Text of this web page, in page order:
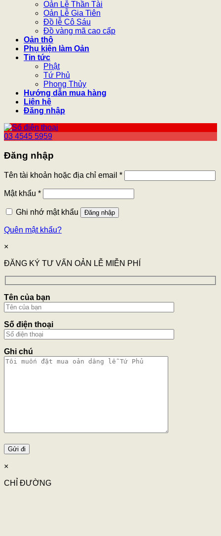
Oản Lễ Thần Tài
Oản Lễ Gia Tiên
Đồ lễ Cô Sáu
Đồ vàng mã cao cấp
Oản thô
Phụ kiện làm Oản
Tin tức
Phật
Tứ Phủ
Phong Thủy
Hướng dẫn mua hàng
Liên hệ
Đăng nhập
03 4545 5959
Đăng nhập
Tên tài khoản hoặc địa chỉ email *
Mật khẩu *
Ghi nhớ mật khẩu Đăng nhập
Quên mật khẩu?
×
ĐĂNG KÝ TƯ VẤN OẢN LỄ MIỄN PHÍ
Tên của bạn
Số điện thoại
Ghi chú
×
CHỈ ĐƯỜNG